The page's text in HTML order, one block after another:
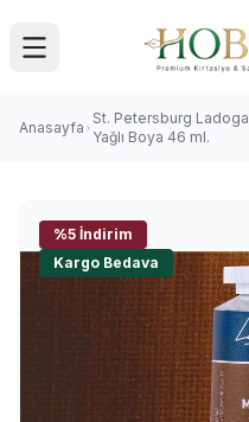
Anasayfa
St. Petersburg Ladoga
Yağlı Boya 46 ml.
%5 İndirim
Kargo Bedava